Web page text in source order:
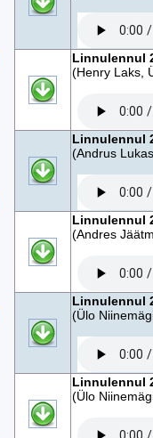
Linnulennul
(Henry Laks,
Linnulennul
(Andrus
Linnulennul
(Andres
Linnulennul
(Ülo
Linnulennul
(Ülo